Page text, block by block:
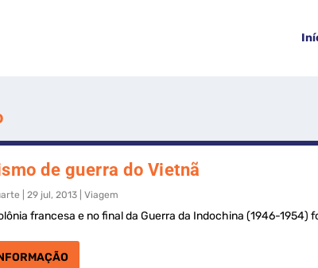
de guerra do Vietnã
|29 jul, 2013 |Viagem
francesa e no final da Guerra da Indochina (1946-1954)